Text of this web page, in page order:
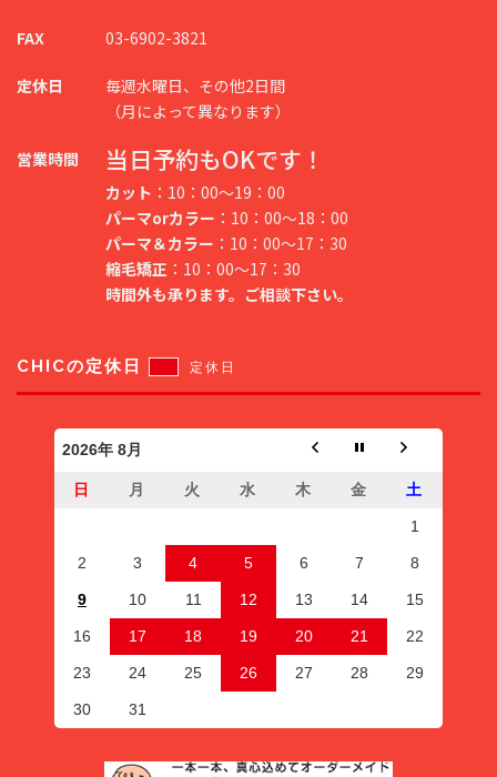
FAX 03-6902-3821
定休日
毎週水曜日、その他2日間
（月によって異なります）
営業時間 当日予約もOKです！
カット ：10：00～19：00
パーマorカラー ：10：00～18：00
パーマ＆カラー ：10：00～17：30
縮毛矯正 ：10：00～17：30
時間外も承ります。ご相談下さい。
CHICの定休日 定休日
2026年 8月
日 月 火 水 木 金 土
1
2 3 4 5 6 7 8
9 10 11 12 13 14 15
16 17 18 19 20 21 22
23 24 25 26 27 28 29
30 31